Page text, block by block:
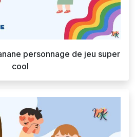
personnage de jeu super
cool